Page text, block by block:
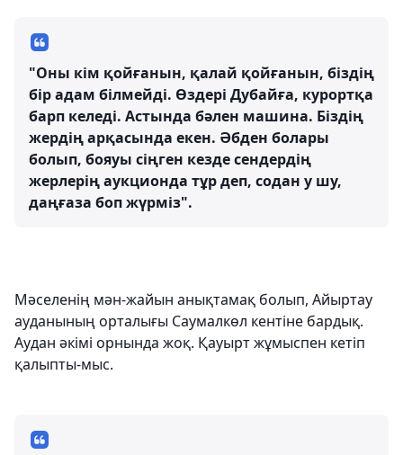
"Оны кім қойғанын, қалай қойғанын, біздің
бір адам білмейді. Өздері Дубайға, курортқа
барп келеді. Астында бәлен машина. Біздің
жердің арқасында екен. Әбден болары
болып, бояуы сіңген кезде сендердің
жерлерің аукционда тұр деп, содан у шу,
даңғаза боп жүрміз".
Мәселенің мән-жайын анықтамақ болып, Айыртау
ауданының орталығы Саумалкөл кентіне бардық.
Аудан әкімі орнында жоқ. Қауырт жұмыспен кетіп
қалыпты-мыс.